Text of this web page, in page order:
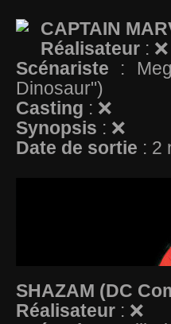
CAPTAIN
Réalisateur : ❌
Scénariste :
Dinosaur")
Casting : ❌
Synopsis : ❌
Date de sortie : 2
SHAZAM (DC
Réalisateur : ❌